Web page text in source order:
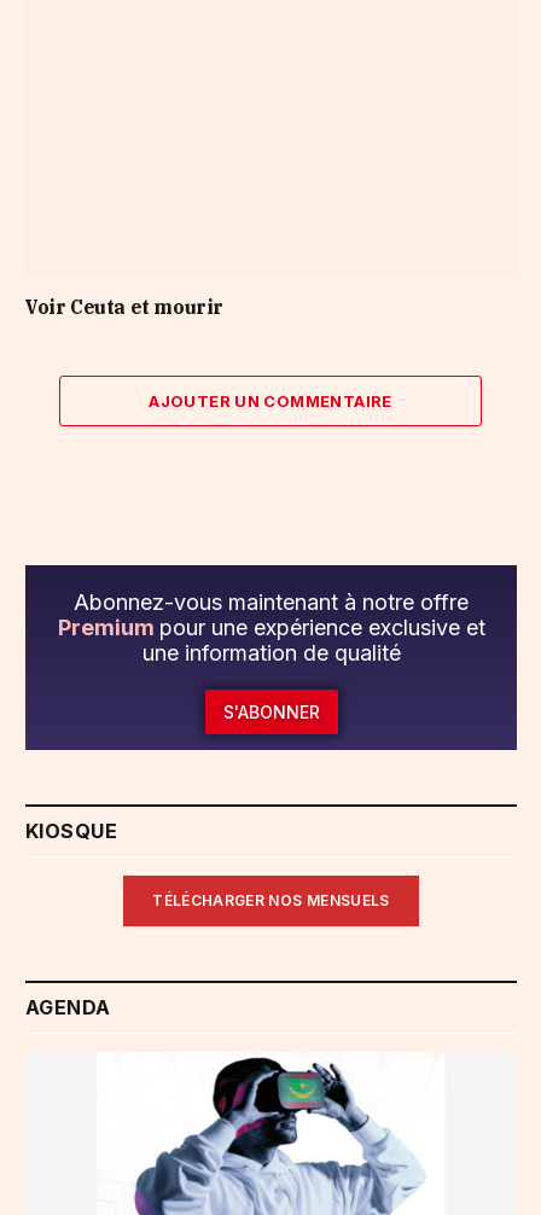
Voir Ceuta et mourir
AJOUTER UN COMMENTAIRE
Abonnez-vous maintenant à notre offre
Premium pour une expérience exclusive et
une information de qualité
S'ABONNER
KIOSQUE
TÉLÉCHARGER NOS MENSUELS
AGENDA